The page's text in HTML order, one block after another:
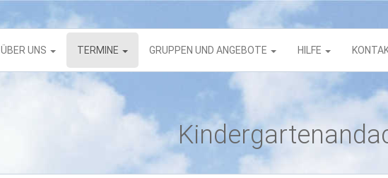
ÜBER UNS TERMINE GRUPPEN UND ANGEBOTE HILFE